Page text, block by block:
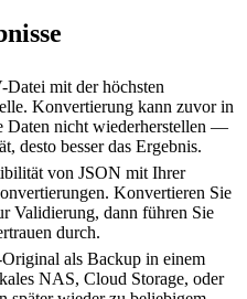
mit der höchsten
Konvertierung kann zuvor in
Daten nicht wiederherstellen —
desto besser das Ergebnis.
von JSON mit Ihrer
Konvertieren Sie
Validierung, dann führen Sie
durch.
als Backup in einem
NAS, Cloud Storage, oder